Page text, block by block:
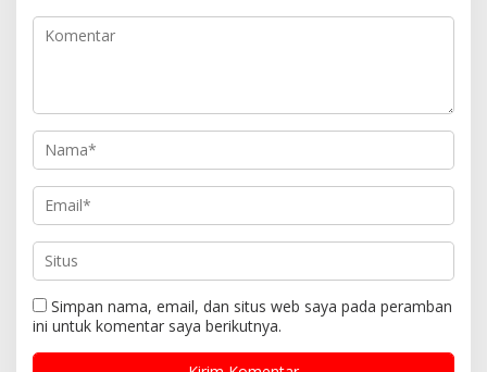
Simpan nama, email, dan situs web saya pada peramban
ini untuk komentar saya berikutnya.